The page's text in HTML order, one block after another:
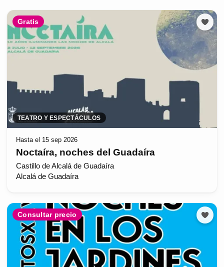
Gratis
TEATRO Y ESPECTÁCULOS
Hasta el 15 sep 2026
Noctaíra, noches del Guadaíra
Castillo de Alcalá de Guadaíra
Alcalá de Guadaíra
Consultar precio